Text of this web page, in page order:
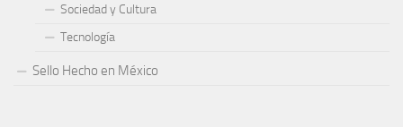
Sociedad y Cultura
Tecnología
Sello Hecho en México